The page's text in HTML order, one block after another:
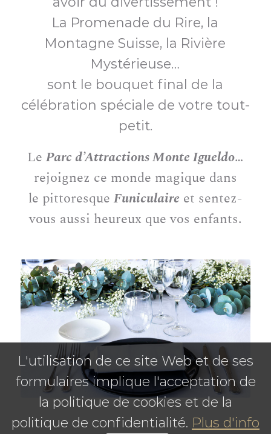
La Promenade du Rire, la
Montagne Suisse, la Rivière
Mystérieuse…
sont le bouquet final de la
célébration spéciale de votre tout-
petit.
LeParc d’Attractions Monte Igueldo…
rejoignez ce monde magique dans
le pittoresqueFuniculaire et sentez-
vous aussi heureux que vos enfants.
L'utilisation de ce site Web et de ses
formulaires implique l'acceptation de
la politique de cookies et de la
politique de confidentialité. Plus d'info